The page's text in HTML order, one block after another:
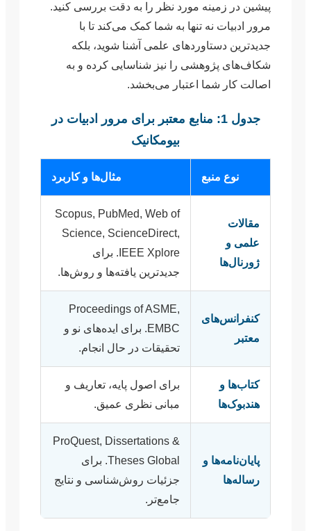
پیشین در زمینه مورد نظر را به دقت بررسی کنید.
مرور ادبیات نه تنها به شما کمک می‌کند تا با
جدیدترین دستاوردهای علمی آشنا شوید، بلکه
شکاف‌های پژوهشی را نیز شناسایی کرده و به
اصالت کار شما اعتبار می‌بخشد.
جدول 1: منابع معتبر برای مرور ادبیات در
بیومکانیک
نوع منبع مثال‌ها و کاربرد
مقالات
علمی و
ژورنال‌ها
Scopus, PubMed, Web of
Science, ScienceDirect,
IEEE Xplore. برای
جدیدترین یافته‌ها و روش‌ها.
کنفرانس‌های
معتبر
Proceedings of ASME,
EMBC. برای ایده‌های نو و
تحقیقات در حال انجام.
کتاب‌ها و
هندبوک‌ها
برای اصول پایه، تعاریف و
مبانی نظری عمیق.
پایان‌نامه‌ها و
رساله‌ها
ProQuest, Dissertations &
Theses Global. برای
جزئیات روش‌شناسی و نتایج
جامع‌تر.